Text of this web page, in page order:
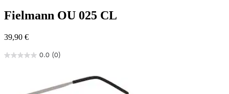
Fielmann OU 025 CL
39,90 €
0.0 (0)
0.0